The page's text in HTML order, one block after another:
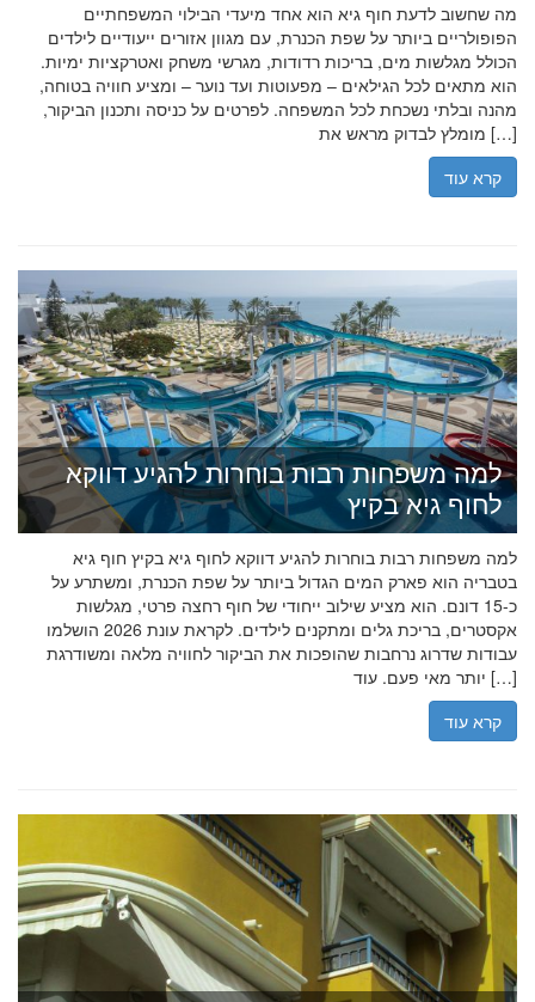
מה שחשוב לדעת חוף גיא הוא אחד מיעדי הבילוי המשפחתיים
הפופולריים ביותר על שפת הכנרת, עם מגוון אזורים ייעודיים לילדים
הכולל מגלשות מים, בריכות רדודות, מגרשי משחק ואטרקציות ימיות.
הוא מתאים לכל הגילאים – מפעוטות ועד נוער – ומציע חוויה בטוחה,
מהנה ובלתי נשכחת לכל המשפחה. לפרטים על כניסה ותכנון הביקור,
מומלץ לבדוק מראש את […]
קרא עוד
למה משפחות רבות בוחרות להגיע דווקא
לחוף גיא בקיץ
למה משפחות רבות בוחרות להגיע דווקא לחוף גיא בקיץ חוף גיא
בטבריה הוא פארק המים הגדול ביותר על שפת הכנרת, ומשתרע על
כ-15 דונם. הוא מציע שילוב ייחודי של חוף רחצה פרטי, מגלשות
אקסטרים, בריכת גלים ומתקנים לילדים. לקראת עונת 2026 הושלמו
עבודות שדרוג נרחבות שהופכות את הביקור לחוויה מלאה ומשודרגת
יותר מאי פעם. עוד […]
קרא עוד